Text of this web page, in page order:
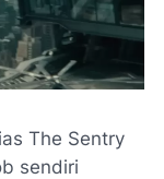
The Sentry
sendiri